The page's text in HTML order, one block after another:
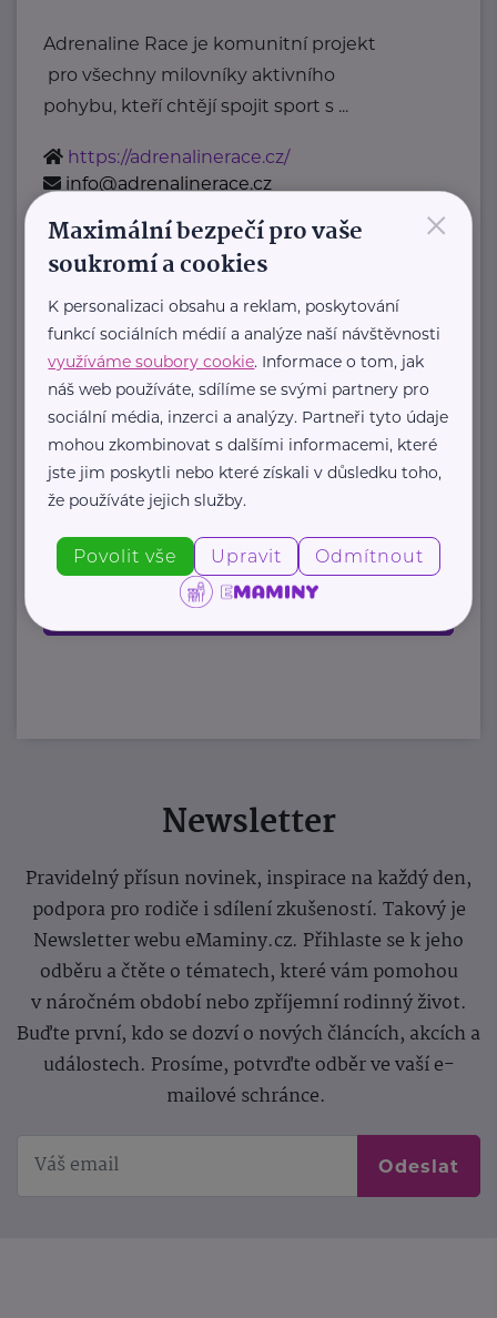
Adrenaline Race je komunitní projekt
pro všechny milovníky aktivního
pohybu, kteří chtějí spojit sport s ...
https://adrenalinerace.cz/
info@adrenalinerace.cz
STEZKA ČESKEM, Z.S.
Stezka Českem je nekomerční
projekt party nadšenců
, kteří se spojili s Klubem českých
turistů
a ...
https://www.stezkaceskem.cz/
Newsletter
Pravidelný přísun novinek, inspirace na každý den,
podpora pro rodiče i sdílení zkušeností. Takový je
Newsletter webu eMaminy.cz. Přihlaste se k jeho
odběru a čtěte o tématech, které vám pomohou
v náročném období nebo zpříjemní rodinný život.
Buďte první, kdo se dozví o nových článcích, akcích a
událostech. Prosíme, potvrďte odběr ve vaší e-
mailové schránce.
Odeslat
×
Maximální bezpečí pro vaše
soukromí a cookies
K personalizaci obsahu a reklam, poskytování
funkcí sociálních médií a analýze naší návštěvnosti
využíváme soubory cookie. Informace o tom, jak
náš web používáte, sdílíme se svými partnery pro
sociální média, inzerci a analýzy. Partneři tyto údaje
mohou zkombinovat s dalšími informacemi, které
jste jim poskytli nebo které získali v důsledku toho,
že používáte jejich služby.
Povolit vše Upravit Odmítnout